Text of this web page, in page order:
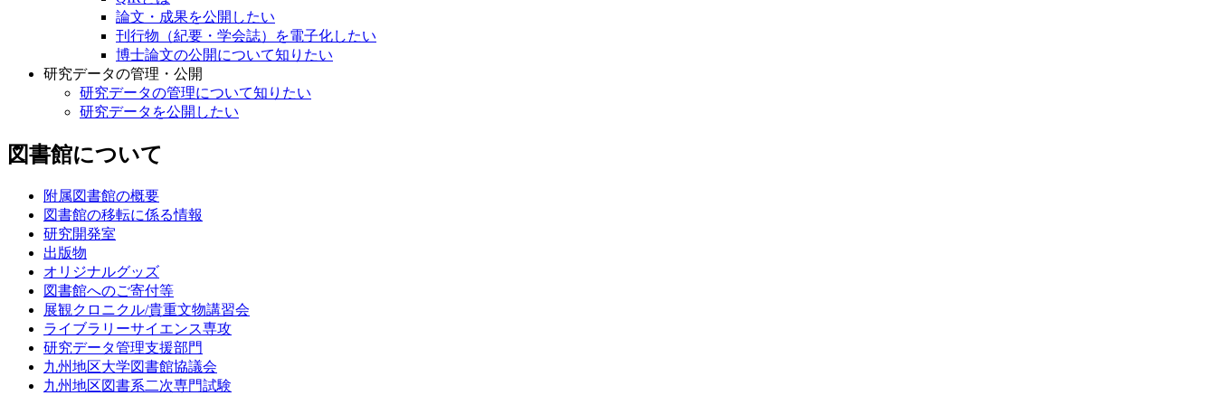
論文・成果を公開したい
刊行物（紀要・学会誌）を電子化したい
博士論文の公開について知りたい
研究データの管理・公開
研究データの管理について知りたい
研究データを公開したい
図書館について
附属図書館の概要
図書館の移転に係る情報
研究開発室
出版物
オリジナルグッズ
図書館へのご寄付等
展観クロニクル/貴重文物講習会
ライブラリーサイエンス専攻
研究データ管理支援部門
九州地区大学図書館協議会
九州地区図書系二次専門試験